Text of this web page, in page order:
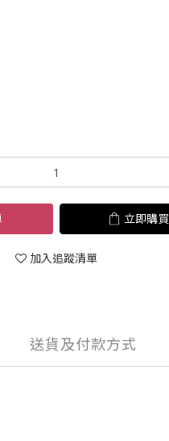
立即購買
加入追蹤清單
送貨及付款方式